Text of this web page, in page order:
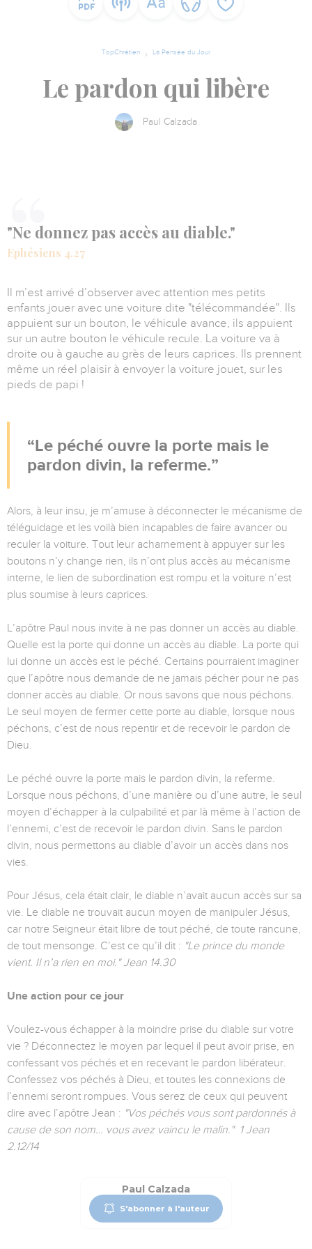
TopChrétien La Pensée du Jour
Le pardon qui libère
Paul Calzada
"Ne donnez pas accès au diable."
Ephésiens 4.27
Il m’est arrivé d’observer avec attention mes petits
enfants jouer avec une voiture dite "télécommandée". Ils
appuient sur un bouton, le véhicule avance, ils appuient
sur un autre bouton le véhicule recule. La voiture va à
droite ou à gauche au grès de leurs caprices. Ils prennent
même un réel plaisir à envoyer la voiture jouet, sur les
pieds de papi !
Le péché ouvre la porte mais le
pardon divin, la referme.
Alors, à leur insu, je m’amuse à déconnecter le mécanisme de
téléguidage et les voilà bien incapables de faire avancer ou
reculer la voiture. Tout leur acharnement à appuyer sur les
boutons n’y change rien, ils n’ont plus accès au mécanisme
interne, le lien de subordination est rompu et la voiture n’est
plus soumise à leurs caprices.
L’apôtre Paul nous invite à ne pas donner un accès au diable.
Quelle est la porte qui donne un accès au diable. La porte qui
lui donne un accès est le péché. Certains pourraient imaginer
que l’apôtre nous demande de ne jamais pécher pour ne pas
donner accès au diable. Or nous savons que nous péchons.
Le seul moyen de fermer cette porte au diable, lorsque nous
péchons, c’est de nous repentir et de recevoir le pardon de
Dieu.
Le péché ouvre la porte mais le pardon divin, la referme.
Lorsque nous péchons, d’une manière ou d’une autre, le seul
moyen d’échapper à la culpabilité et par là même à l’action de
l’ennemi, c’est de recevoir le pardon divin. Sans le pardon
divin, nous permettons au diable d’avoir un accès dans nos
vies.
Pour Jésus, cela était clair, le diable n’avait aucun accès sur sa
vie. Le diable ne trouvait aucun moyen de manipuler Jésus,
car notre Seigneur était libre de tout péché, de toute rancune,
de tout mensonge. C’est ce qu’il dit : "Le prince du monde
vient. Il n’a rien en moi." Jean 14.30
Une action pour ce jour
Voulez-vous échapper à la moindre prise du diable sur votre
vie ? Déconnectez le moyen par lequel il peut avoir prise, en
confessant vos péchés et en recevant le pardon libérateur.
Confessez vos péchés à Dieu, et toutes les connexions de
l’ennemi seront rompues. Vous serez de ceux qui peuvent
dire avec l’apôtre Jean : "Vos péchés vous sont pardonnés à
cause de son nom… vous avez vaincu le malin." 1 Jean
2.12/14
Paul Calzada
S'abonner à l'auteur